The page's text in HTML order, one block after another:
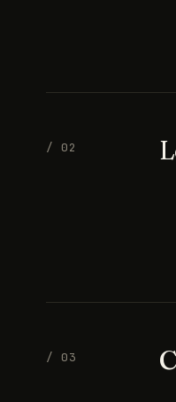
/ 02
/ 03